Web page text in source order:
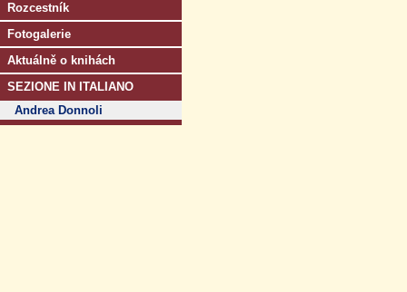
Rozcestník
Fotogalerie
Aktuálně o knihách
SEZIONE IN ITALIANO
Andrea Donnoli